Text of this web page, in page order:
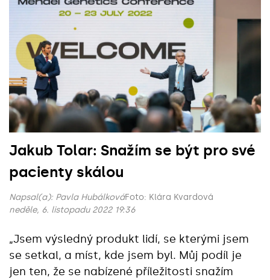
Jakub Tolar: Snažím se být pro své
pacienty skálou
Napsal(a): Pavla HubálkováFoto: Klára Kvardová
neděle, 6. listopadu 2022 19:36
„Jsem výsledný produkt lidí, se kterými jsem
se setkal, a míst, kde jsem byl. Můj podíl je
jen ten, že se nabízené příležitosti snažím